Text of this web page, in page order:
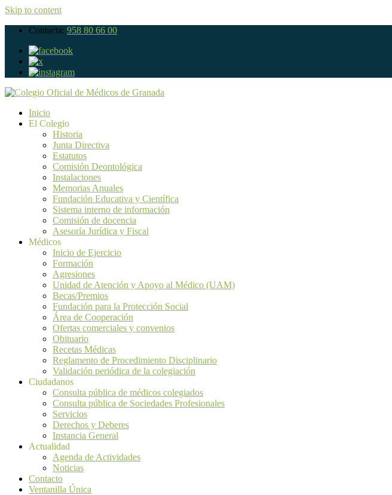
Skip to content
Contacta: 958 80 66 00
Inicio
El Colegio
Historia
Junta Directiva
Estatutos
Comisión Deontológica
Instalaciones
Memorias Anuales
Fundación Educativa y Científica
Sistema interno de información
Comisión de docencia
Asesoría Jurídica y Fiscal
Médicos
Inicio de Ejercicio
Formación
Agresiones
Unidad de Atención y Apoyo al Médico (UAM)
Becas/Premios
Fundación para la Protección Social
Área de Cooperación
Ofertas comerciales y convenios
Obituario
Recetas Médicas
Reglamento de Procedimiento Disciplinario
Validación periódica de la colegiación
Ciudadanos
Consulta pública de médicos colegiados
Consulta pública de Sociedades Profesionales
Servicios
Derechos y Deberes
Instancia General
Actualidad
Agenda de Actividades
Noticias
Contacto
Ventanilla Única